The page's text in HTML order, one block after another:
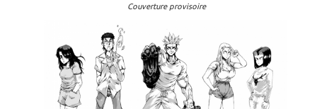
Couverture provisoire